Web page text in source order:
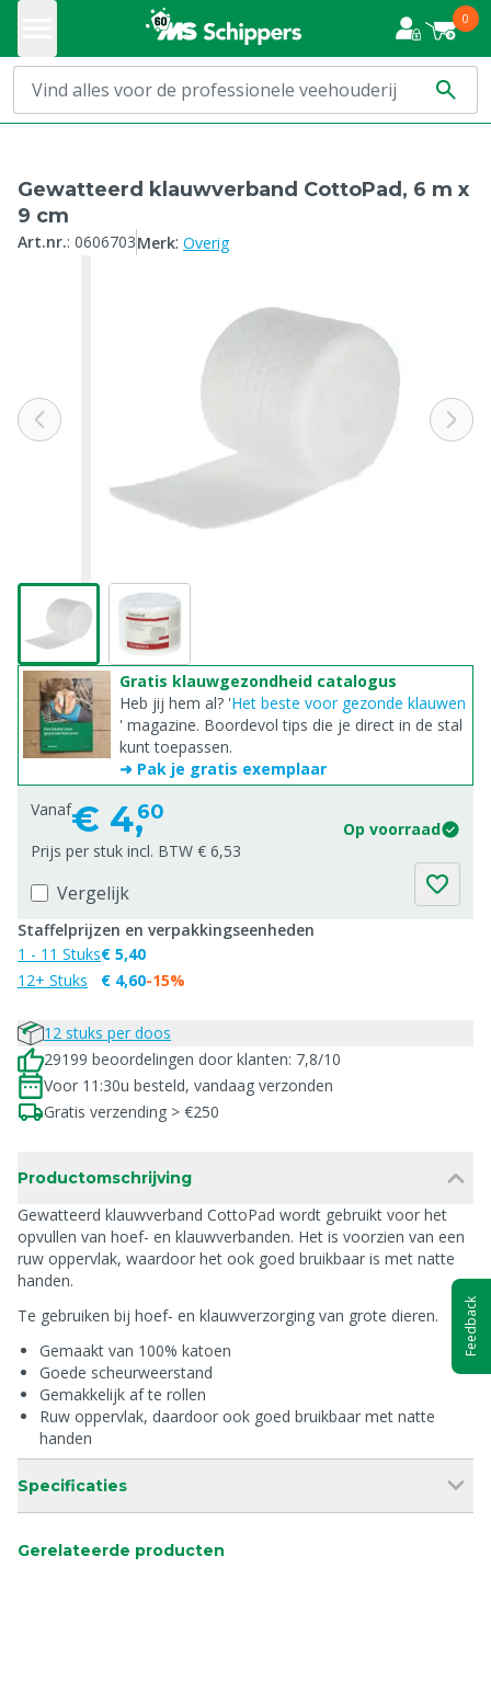
0
Gewatteerd klauwverband CottoPad, 6 m x
9 cm
Art.nr.: 0606703Merk: Overig
Gratis klauwgezondheid catalogus
Heb jij hem al? 'Het beste voor gezonde klauwen
' magazine. Boordevol tips die je direct in de stal
kunt toepassen.
➜ Pak je gratis exemplaar
Vanaf€ 4,60
Op voorraad
Prijs per stuk incl. BTW € 6,53
Vergelijk
Staffelprijzen en verpakkingseenheden
1 - 11 Stuks
12+ Stuks
€ 5,40
€ 4,60-15%
12 stuks per doos
29199 beoordelingen door klanten: 7,8/10
Voor 11:30u besteld, vandaag verzonden
Gratis verzending > €250
Productomschrijving
Gewatteerd klauwverband CottoPad wordt gebruikt voor het
opvullen van hoef- en klauwverbanden. Het is voorzien van een
ruw oppervlak, waardoor het ook goed bruikbaar is met natte
handen.
Te gebruiken bij hoef- en klauwverzorging van grote dieren.
Gemaakt van 100% katoen
Goede scheurweerstand
Gemakkelijk af te rollen
Ruw oppervlak, daardoor ook goed bruikbaar met natte
handen
Specificaties
Gerelateerde producten
Feedback